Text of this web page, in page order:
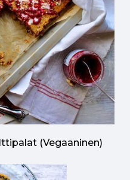
(vegaaninen)